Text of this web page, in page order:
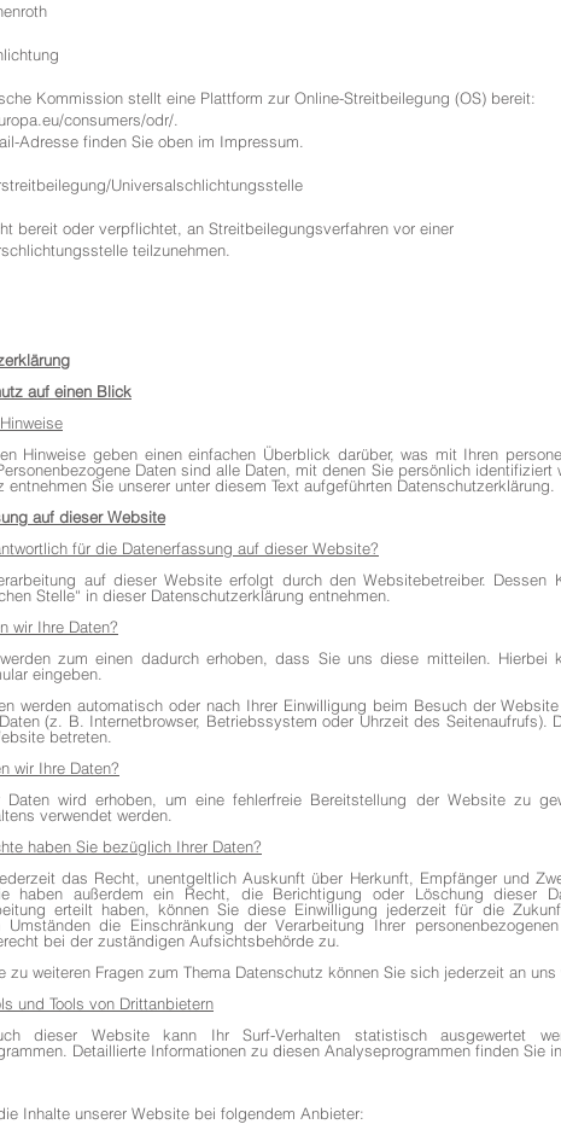
auf einen Blick
Hinweise geben einen einfachen Überblick darüber, was mit Ihren
Daten sind alle Daten, mit denen Sie persönlich
entnehmen Sie unserer unter diesem Text aufgeführten Datenschutzerklärung.
auf dieser Website
für die Datenerfassung auf dieser Website?
auf dieser Website erfolgt durch den Websitebetreiber.
Stelle“ in dieser Datenschutzerklärung entnehmen.
wir Ihre Daten?
zum einen dadurch erhoben, dass Sie uns diese mitteilen.
eingeben.
werden automatisch oder nach Ihrer Einwilligung beim Besuch der
(z. B. Internetbrowser, Betriebssystem oder Uhrzeit des
betreten.
wir Ihre Daten?
Daten wird erhoben, um eine fehlerfreie Bereitstellung der Website zu
verwendet werden.
haben Sie bezüglich Ihrer Daten?
das Recht, unentgeltlich Auskunft über Herkunft, Empfänger und
haben außerdem ein Recht, die Berichtigung oder Löschung dieser
erteilt haben, können Sie diese Einwilligung jederzeit für die
Umständen die Einschränkung der Verarbeitung Ihrer
bei der zuständigen Aufsichtsbehörde zu.
zu weiteren Fragen zum Thema Datenschutz können Sie sich jederzeit an uns
und Tools von Drittanbietern
dieser Website kann Ihr Surf-Verhalten statistisch ausgewertet
Detaillierte Informationen zu diesen Analyseprogrammen finden Sie
Inhalte unserer Website bei folgendem Anbieter:
Kommission stellt eine Plattform zur Online-Streitbeilegung (OS) bereit:
consumers/odr/.
Adresse finden Sie oben im Impressum.
Universalschlichtungsstelle
bereit oder verpflichtet, an Streitbeilegungsverfahren vor einer
teilzunehmen.